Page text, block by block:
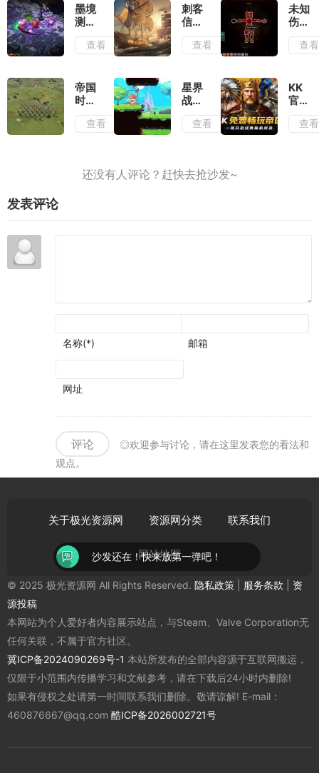
优点
可言
准则
就是
出其
不意
间穿
梭找
到合
适的
墨境
测
评：
墨宝
提供
非常
多的
构筑
查看
刺客
信条
黑旗
记忆
评：
大体
玩法
不变
了视
查看
未知
伤亡
测
评：
经是
拼尽
全力
查看
帝国
时代
4岳
飞传
叙事
查看
星界
战士
测
评：
神作
查看
KK
官方
对战
平台
查看
发表评论
名称(*) 邮箱
网址
评论
◎欢迎参与讨论，请在这里发表您的看法和
观点。
关于极光资源网 资源网分类 联系我们
网站地图
© 2025 极光资源网 All Rights Reserved. 隐私政策 服务条款
资
源投稿
本网站为个人爱好者内容展示站点，与Steam、Valve Corporation无
任何关联，不属于官方社区。
冀ICP备2024090269号-1 本站所发布的全部内容源于互联网搬运，
仅限于小范围内传播学习和文献参考，请在下载后24小时内删除!
如果有侵权之处请第一时间联系我们删除。敬请谅解! E-mail：
460876667@qq.com 酷ICP备2026002721号
沙发还在！快来放第一弹吧！